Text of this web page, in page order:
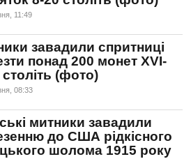
11:49
завадили спритниці
понад 200 монет XVI-
століть (фото)
08:33
митники завадили
до США рідкісного
шолома 1915 року